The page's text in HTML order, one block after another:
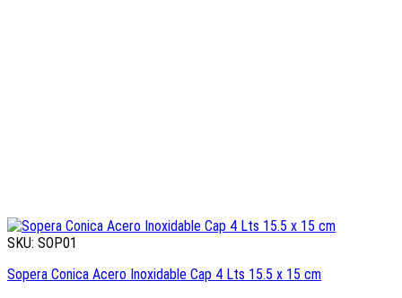
SKU: SOP01
Sopera Conica Acero Inoxidable Cap 4 Lts 15.5 x 15 cm